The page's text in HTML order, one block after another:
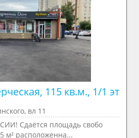
115 кв.м., 1/1 эт
вл 11
Сдаётся площадь свобо
м² расположенна...